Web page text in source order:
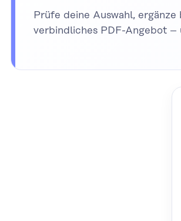
Prüfe deine Auswahl,
verbindliches PDF-Angebot